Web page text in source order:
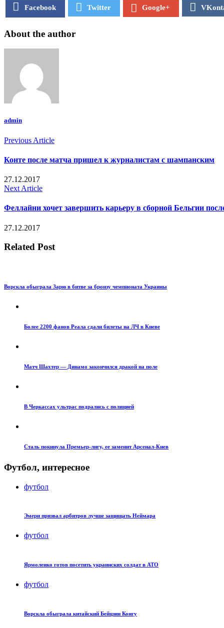
Facebook Twitter Google+
About the author
admin
Previous Article
Конте после матча пришел к журналистам с шампанским
27.12.2017
Next Article
Феллайни хочет завершить карьеру в сборной Бельгии
27.12.2017
Related Post
Ворскла обыграла Зарю в битве за бронзу чемпионата Украины
Более 2200 фанов Реала сдали билеты на ЛЧ в Киеве
Матч Шахтер — Динамо закончился дракой на поле
В Черкассах ультрас подрались с полицией
Сталь покинула Премьер-лигу, ее заменит Арсенал-Киев
Футбол, интересное
футбол
Эмери призвал арбитров лучше защищать Неймара
футбол
Ярмоленко готов посетить украинских солдат в АТО
футбол
Ворскла обыграла китайский Бейцзин Конгу